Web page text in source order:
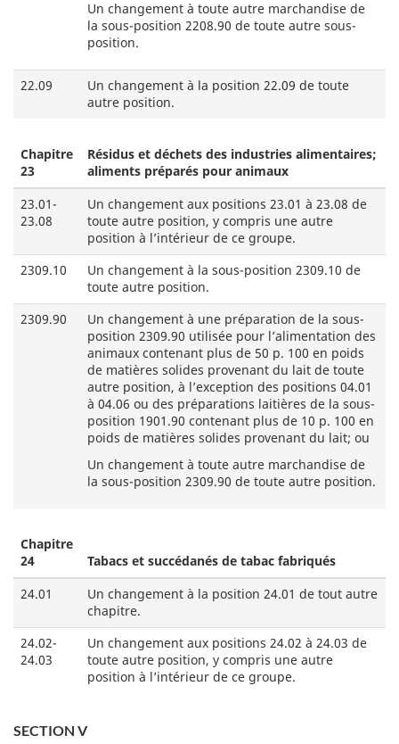
Un changement à toute autre marchandise de
la sous-position 2208.90 de toute autre sous-
position.
22.09
Un changement à la position 22.09 de toute
autre position.
Chapitre
23
Résidus et déchets des industries alimentaires;
aliments préparés pour animaux
23.01-
23.08
Un changement aux positions 23.01 à 23.08 de
toute autre position, y compris une autre
position à l’intérieur de ce groupe.
2309.10
Un changement à la sous-position 2309.10 de
toute autre position.
2309.90
Un changement à une préparation de la sous-
position 2309.90 utilisée pour l’alimentation des
animaux contenant plus de 50 p. 100 en poids
de matières solides provenant du lait de toute
autre position, à l’exception des positions 04.01
à 04.06 ou des préparations laitières de la sous-
position 1901.90 contenant plus de 10 p. 100 en
poids de matières solides provenant du lait; ou
Un changement à toute autre marchandise de
la sous-position 2309.90 de toute autre position.
Chapitre
24
Tabacs et succédanés de tabac fabriqués
24.01
Un changement à la position 24.01 de tout autre
chapitre.
24.02-
24.03
Un changement aux positions 24.02 à 24.03 de
toute autre position, y compris une autre
position à l’intérieur de ce groupe.
SECTION V